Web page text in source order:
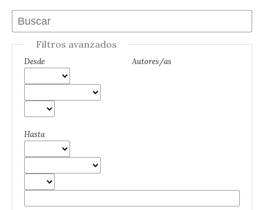
Filtros avanzados
Desde
Hasta
Autores/as